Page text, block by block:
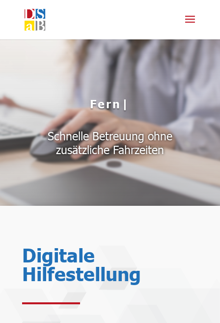
Fernbe
Schnelle Betreuung ohne
zusätzliche Fahrzeiten
Digitale
Hilfestellung